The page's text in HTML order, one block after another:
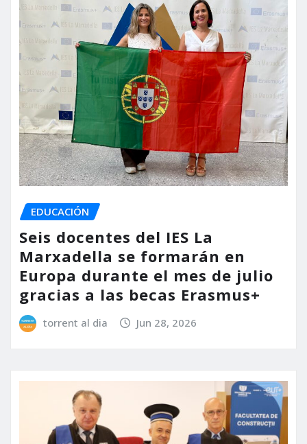
EDUCACIÓN
Seis docentes del IES La
Marxadella se formarán en
Europa durante el mes de julio
gracias a las becas Erasmus+
torrent al dia Jun 28, 2026